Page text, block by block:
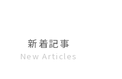
新着記事
New Articles